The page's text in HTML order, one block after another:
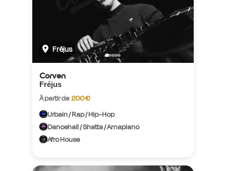
Fréjus
Corven
Fréjus
À partir de 200 €
Urbain / Rap / Hip-Hop
Dancehall / Shatta / Amapiano
Afro House